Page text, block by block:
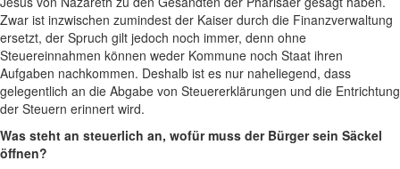
Zwar ist inzwischen zumindest der Kaiser durch die Finanzverwaltung
ersetzt, der Spruch gilt jedoch noch immer, denn ohne
Steuereinnahmen können weder Kommune noch Staat ihren
Aufgaben nachkommen. Deshalb ist es nur naheliegend, dass
gelegentlich an die Abgabe von Steuererklärungen und die Entrichtung
der Steuern erinnert wird.
Was steht an steuerlich an, wofür muss der Bürger sein Säckel
öffnen?